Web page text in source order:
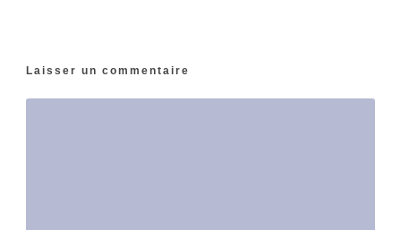
Laisser un commentaire